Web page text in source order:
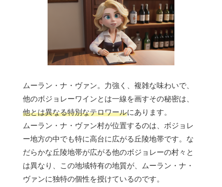
ムーラン・ナ・ヴァン。力強く、複雑な味わいで、
他のボジョレーワインとは一線を画すその秘密は、
他とは異なる特別なテロワールにあります。
ムーラン・ナ・ヴァン村が位置するのは、ボジョレ
ー地方の中でも特に高台に広がる丘陵地帯です。な
だらかな丘陵地帯が広がる他のボジョレーの村々と
は異なり、この地域特有の地質が、ムーラン・ナ・
ヴァンに独特の個性を授けているのです。